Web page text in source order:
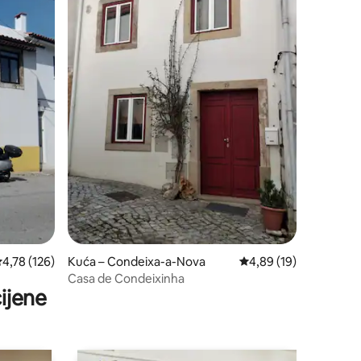
ocjena: 4,78/5, recenzija: 126
4,78 (126)
Kuća – Condeixa-a-Nova Prosječna ocjena:
4,89 (19)
Casa de Condeixinha